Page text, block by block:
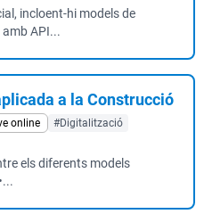
incloent-hi models de
API...
a la Construcció
online #Digitalització
els diferents models